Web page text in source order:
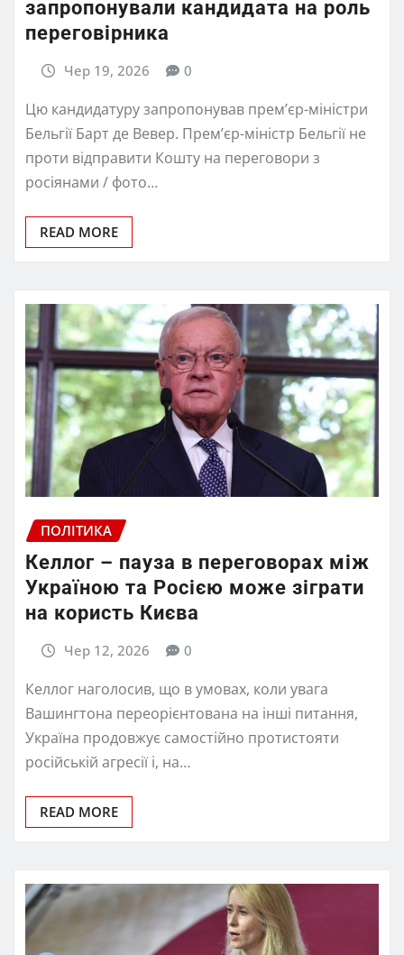
запропонували кандидата на роль
переговірника
Чер 19, 2026 0
Цю кандидатуру запропонував прем’єр-міністри
Бельгії Барт де Вевер. Премʼєр-міністр Бельгії не
проти відправити Кошту на переговори з
росіянами / фото…
READ MORE
ПОЛІТИКА
Келлог – пауза в переговорах між
Україною та Росією може зіграти
на користь Києва
Чер 12, 2026 0
Келлог наголосив, що в умовах, коли увага
Вашингтона переорієнтована на інші питання,
Україна продовжує самостійно протистояти
російській агресії і, на…
READ MORE